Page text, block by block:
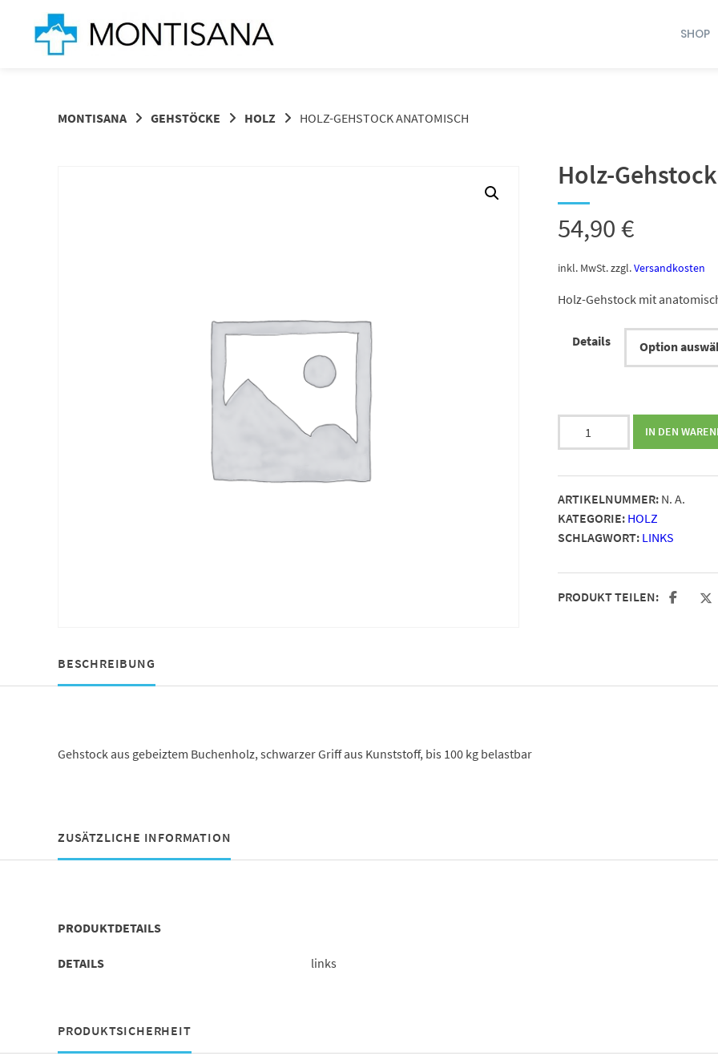
Springen
SHOP
MONTISANA GEHSTÖCKE HOLZ HOLZ-GEHSTOCK ANATOMISCH
Holz-
54,90€
inkl. MwSt.zzgl.Versandkosten
Holz-Gehstock mit
Details
Gehstock
Menge
IN DEN
ARTIKELNUMMER: N. A.
KATEGORIE: HOLZ
SCHLAGWORT: LINKS
PRODUKT TEILEN:
BESCHREIBUNG
Gehstock aus gebeiztem Buchenholz, schwarzer Griff aus Kunststoff, bis 100 kg belastbar
ZUSÄTZLICHE INFORMATION
PRODUKTDETAILS
DETAILS links
PRODUKTSICHERHEIT